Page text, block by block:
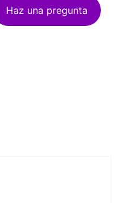
Haz una pregunta